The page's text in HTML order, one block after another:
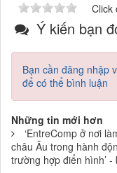
Click
Ý kiến bạn
Bạn cần đăng nhập
để có thể bình luận
Những tin mới hơn
‘EntreComp ở nơi
châu Âu trong hành
trường hợp điển hình’